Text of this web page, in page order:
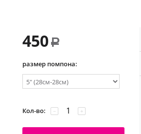
450 Р
размер помпона:
Кол-во: +
−